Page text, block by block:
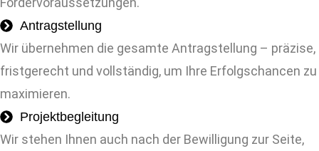
Antragstellung
Wir übernehmen die gesamte Antragstellung – präzise,
fristgerecht und vollständig, um Ihre Erfolgschancen zu
maximieren.
Projektbegleitung
Wir stehen Ihnen auch nach der Bewilligung zur Seite,